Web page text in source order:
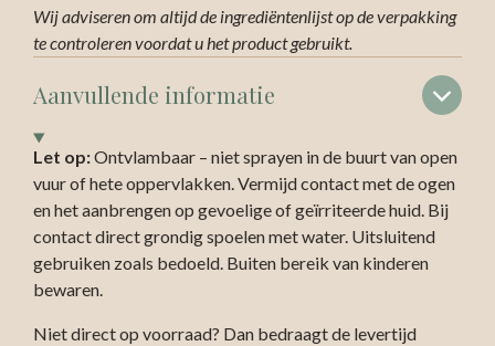
Wij adviseren om altijd de ingrediëntenlijst op de verpakking
te controleren voordat u het product gebruikt.
Aanvullende informatie
Let op:Ontvlambaar – niet sprayen in de buurt van open
vuur of hete oppervlakken. Vermijd contact met de ogen
en het aanbrengen op gevoelige of geïrriteerde huid. Bij
contact direct grondig spoelen met water. Uitsluitend
gebruiken zoals bedoeld. Buiten bereik van kinderen
bewaren.
Niet direct op voorraad? Dan bedraagt de levertijd